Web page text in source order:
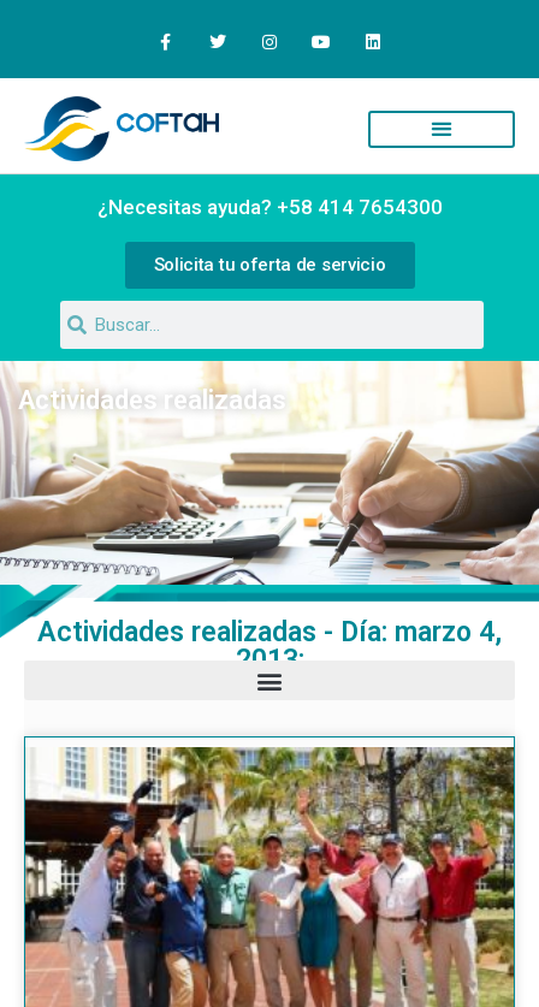
¿Necesitas ayuda? +58 414 7654300
Solicita tu oferta de servicio
Actividades realizadas
Actividades realizadas - Día: marzo 4,
2013: